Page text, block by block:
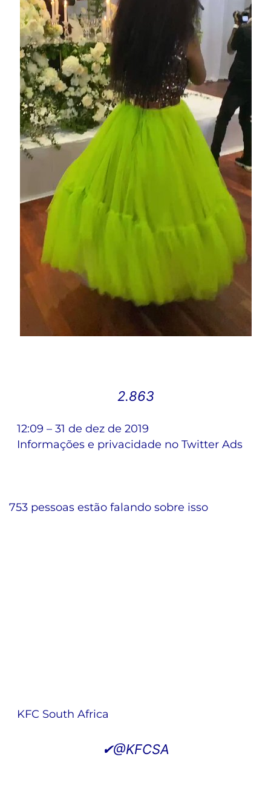
2.863
12:09 – 31 de dez de 2019
Informações e privacidade no Twitter Ads
753 pessoas estão falando sobre isso
KFC South Africa
✔@KFCSA